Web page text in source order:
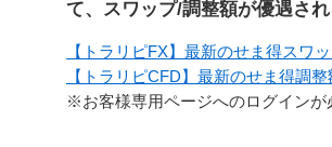
て、スワップ/調整額が優遇され
【トラリピFX】最新のせま得スワ
【トラリピCFD】最新のせま得調整
※お客様専用ページへのログインが